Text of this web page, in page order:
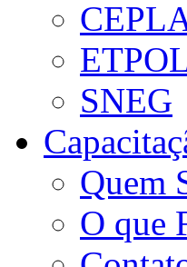
SNEG
Quem
O que